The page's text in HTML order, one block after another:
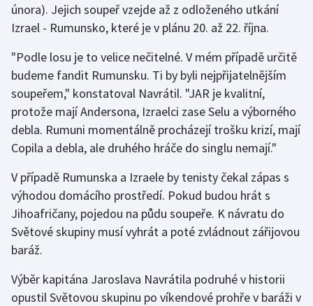
Golf
Gymnastika
Házená
Jezdectví
Judo
Krasobruslení
Lezení
Lyže a snowboard
Moderní pětiboj
února). Jejich soupeř vzejde až z odloženého utkání
Izrael - Rumunsko, které je v plánu 20. až 22. října.
"Podle losu je to velice nečitelné. V mém případě určitě
budeme fandit Rumunsku. Ti by byli nejpřijatelnějším
soupeřem," konstatoval Navrátil. "JAR je kvalitní,
protože mají Andersona, Izraelci zase Selu a výborného
debla. Rumuni momentálně procházejí trošku krizí, mají
Copila a debla, ale druhého hráče do singlu nemají."
V případě Rumunska a Izraele by tenisty čekal zápas s
výhodou domácího prostředí. Pokud budou hrát s
Jihoafričany, pojedou na půdu soupeře. K návratu do
Světové skupiny musí vyhrát a poté zvládnout zářijovou
baráž.
Výběr kapitána Jaroslava Navrátila podruhé v historii
opustil Světovou skupinu po víkendové prohře v baráži v